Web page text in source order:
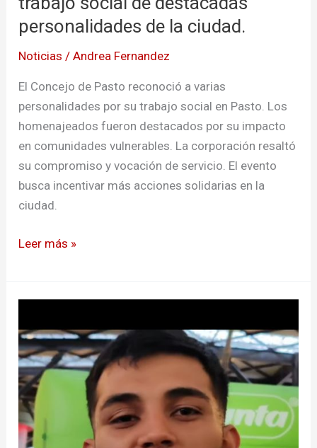
personalidades de la ciudad.
Noticias /Andrea Fernandez
El Concejo de Pasto reconoció a varias
personalidades por su trabajo social en Pasto. Los
homenajeados fueron destacados por su impacto
en comunidades vulnerables. La corporación resaltó
su compromiso y vocación de servicio. El evento
busca incentivar más acciones solidarias en la
ciudad.
ciudad.
Leer más »
llanero